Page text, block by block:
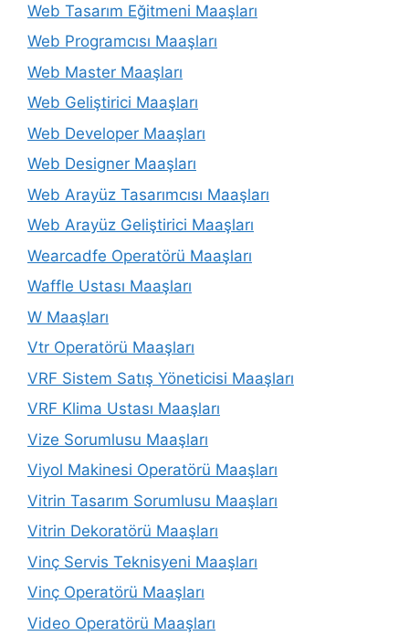
Web Tasarım Eğitmeni Maaşları
Web Programcısı Maaşları
Web Master Maaşları
Web Geliştirici Maaşları
Web Developer Maaşları
Web Designer Maaşları
Web Arayüz Tasarımcısı Maaşları
Web Arayüz Geliştirici Maaşları
Wearcadfe Operatörü Maaşları
Waffle Ustası Maaşları
W Maaşları
Vtr Operatörü Maaşları
VRF Sistem Satış Yöneticisi Maaşları
VRF Klima Ustası Maaşları
Vize Sorumlusu Maaşları
Viyol Makinesi Operatörü Maaşları
Vitrin Tasarım Sorumlusu Maaşları
Vitrin Dekoratörü Maaşları
Vinç Servis Teknisyeni Maaşları
Vinç Operatörü Maaşları
Video Operatörü Maaşları